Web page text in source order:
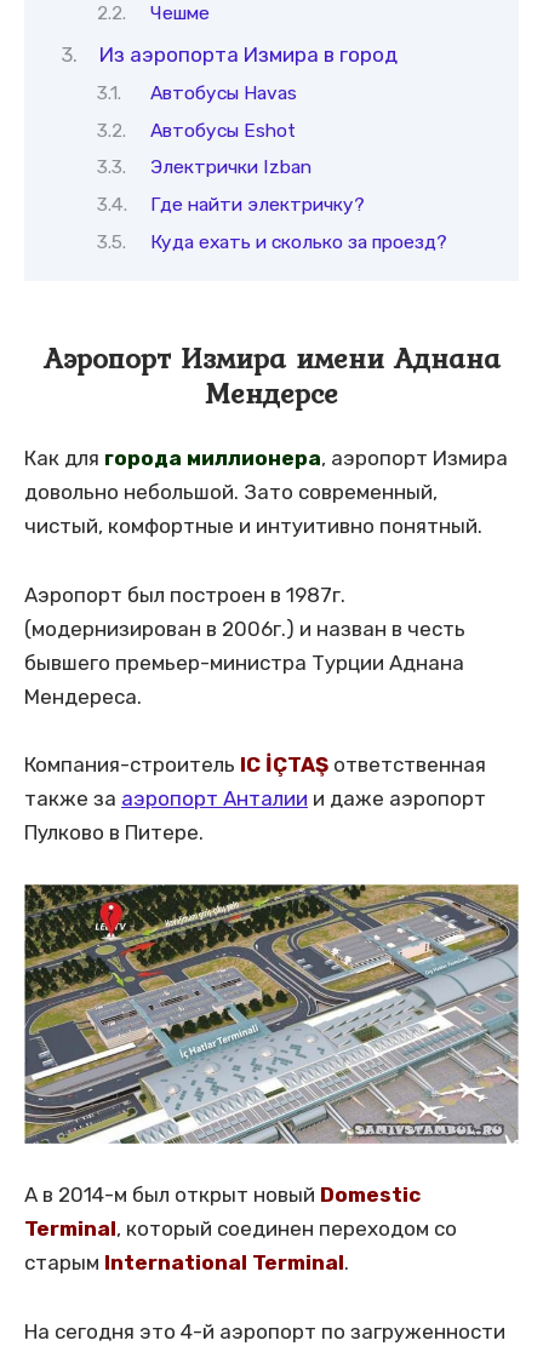
Чешме
Из аэропорта Измира в город
Автобусы Havas
Автобусы Eshot
Электрички Izban
Где найти электричку?
Куда ехать и сколько за проезд?
Аэропорт Измира имени Аднана
Мендерсе
Как для города миллионера, аэропорт Измира
довольно небольшой. Зато современный,
чистый, комфортные и интуитивно понятный.
Аэропорт был построен в 1987г.
(модернизирован в 2006г.) и назван в честь
бывшего премьер-министра Турции Аднана
Мендереса.
Компания-строитель IC İÇTAŞ ответственная
также за аэропорт Анталии и даже аэропорт
Пулково в Питере.
А в 2014-м был открыт новый Domestic
Terminal, который соединен переходом со
старым International Terminal.
На сегодня это 4-й аэропорт по загруженности